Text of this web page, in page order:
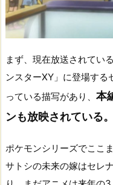
まず、現在放送されてい
ンスターXY」に登場す
っている描写があり、 本
ンも放映されている。
ポケモンシリーズでここ
サトシの未来の嫁はセレ